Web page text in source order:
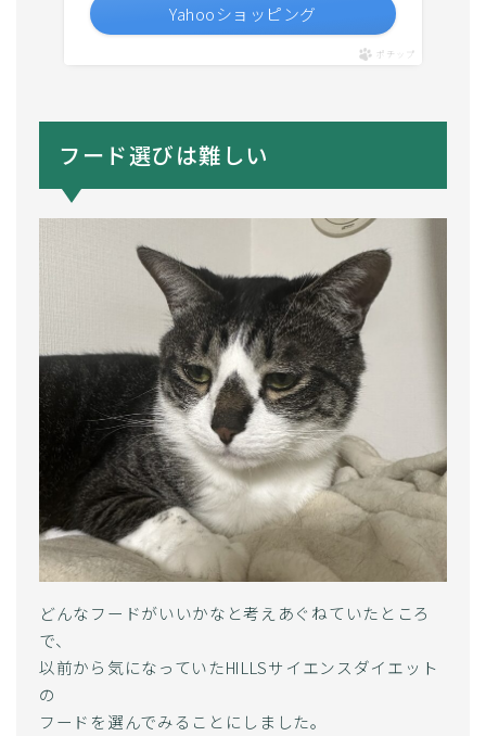
Yahooショッピング
ポチップ
フード選びは難しい
どんなフードがいいかなと考えあぐねていたところ
で、
以前から気になっていたHILLSサイエンスダイエット
の
フードを選んでみることにしました。